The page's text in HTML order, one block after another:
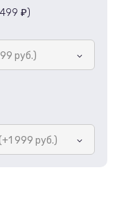
499 ₽)
руб.)
999 руб.)